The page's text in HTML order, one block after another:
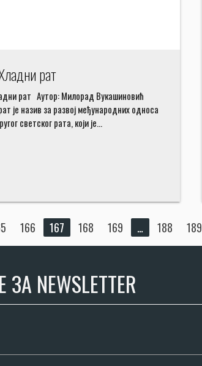
рат
рат Аутор: Милорад Вукашиновић
је назив за развој међународних односа
светског рата, који је…
166 167 168 169 … 188 189
NEWSLETTER